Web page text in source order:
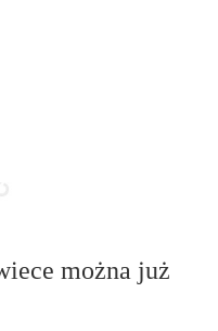
można już